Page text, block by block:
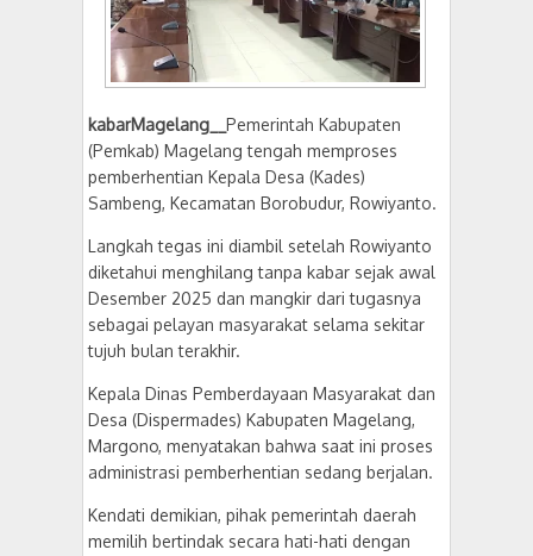
kabarMagelang__ Pemerintah Kabupaten
(Pemkab) Magelang tengah memproses
pemberhentian Kepala Desa (Kades)
Sambeng, Kecamatan Borobudur, Rowiyanto.
Langkah tegas ini diambil setelah Rowiyanto
diketahui menghilang tanpa kabar sejak awal
Desember 2025 dan mangkir dari tugasnya
sebagai pelayan masyarakat selama sekitar
tujuh bulan terakhir.
​Kepala Dinas Pemberdayaan Masyarakat dan
Desa (Dispermades) Kabupaten Magelang,
Margono, menyatakan bahwa saat ini proses
administrasi pemberhentian sedang berjalan.
Kendati demikian, pihak pemerintah daerah
memilih bertindak secara hati-hati dengan